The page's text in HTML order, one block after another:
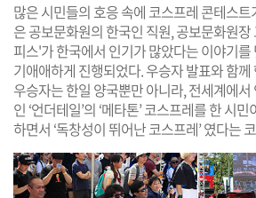
많은 시민들의 호응 속에 코스프레 콘테스
은 공보문화원의 한국인 직원, 공보문화원
피스'가 한국에서 인기가 많았다는 이야기
기애애하게 진행되었다. 우승자 발표와 함
우승자는 한일 양국뿐만 아니라, 전세계에
인 ‘언더테일’의 ‘메타톤’ 코스프레를 한 시
하면서 ‘독창성이 뛰어난 코스프레’ 였다는